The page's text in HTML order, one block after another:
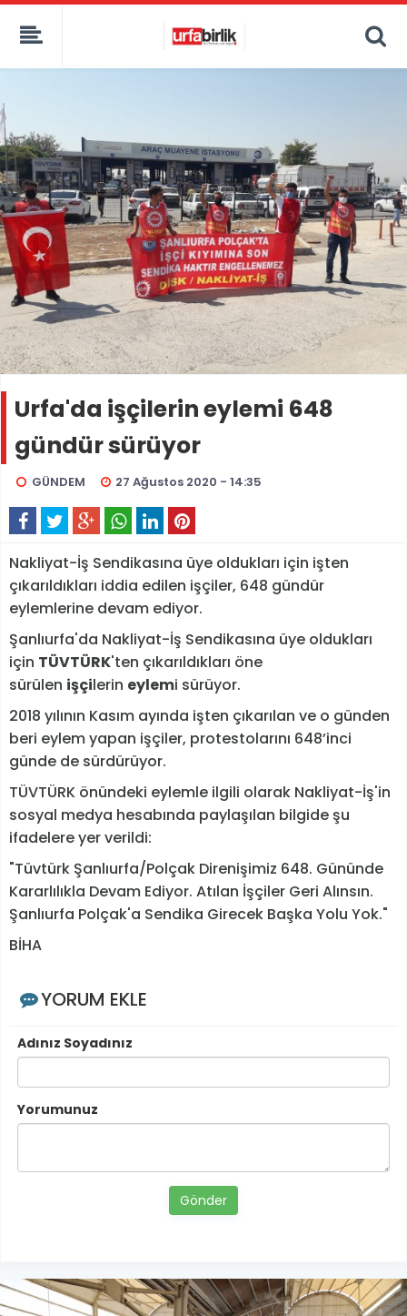
Urfa'da işçilerin eylemi 648
gündür sürüyor
GÜNDEM 27 Ağustos 2020 - 14:35
Nakliyat-İş Sendikasına üye oldukları için işten
çıkarıldıkları iddia edilen işçiler, 648 gündür
eylemlerine devam ediyor.
Şanlıurfa'da Nakliyat-İş Sendikasına üye oldukları
için TÜVTÜRK'ten çıkarıldıkları öne
sürülen işçilerin eylemi sürüyor.
2018 yılının Kasım ayında işten çıkarılan ve o günden
beri eylem yapan işçiler, protestolarını 648’inci
günde de sürdürüyor.
TÜVTÜRK önündeki eylemle ilgili olarak Nakliyat-İş'in
sosyal medya hesabında paylaşılan bilgide şu
ifadelere yer verildi:
"Tüvtürk Şanlıurfa/Polçak Direnişimiz 648. Gününde
Kararlılıkla Devam Ediyor. Atılan İşçiler Geri Alınsın.
Şanlıurfa Polçak'a Sendika Girecek Başka Yolu Yok."
BİHA
YORUM EKLE
Adınız Soyadınız
Yorumunuz
Gönder